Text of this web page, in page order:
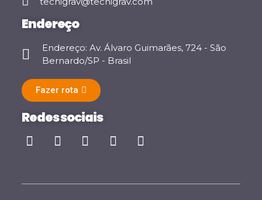
Endereço
Endereço: Av. Álvaro Guimarães, 724 - São
Bernardo/SP - Brasil
Fazer rota
Redes sociais